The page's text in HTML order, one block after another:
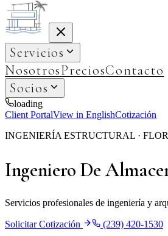
Servicios
NosotrosPreciosContacto
Socios
loading
Client PortalView in EnglishCotización
INGENIERÍA ESTRUCTURAL ·
Ingeniero De
Servicios profesionales de ingeniería y
Solicitar Cotización
(239) 420-1530